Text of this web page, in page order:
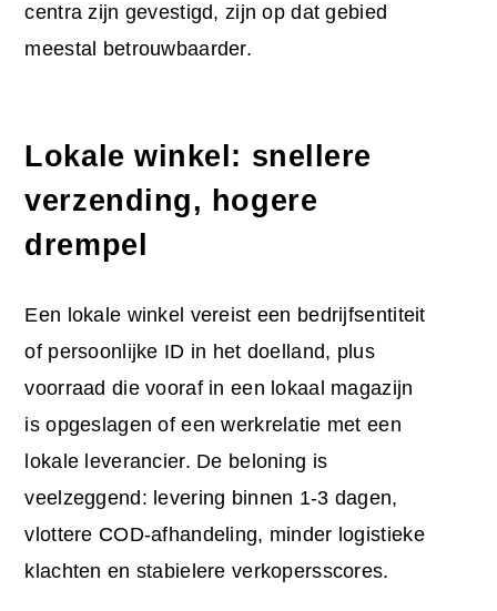
centra zijn gevestigd, zijn op dat gebied
meestal betrouwbaarder.
Lokale winkel: snellere
verzending, hogere
drempel
Een lokale winkel vereist een bedrijfsentiteit
of persoonlijke ID in het doelland, plus
voorraad die vooraf in een lokaal magazijn
is opgeslagen of een werkrelatie met een
lokale leverancier. De beloning is
veelzeggend: levering binnen 1-3 dagen,
vlottere COD-afhandeling, minder logistieke
klachten en stabielere verkopersscores.